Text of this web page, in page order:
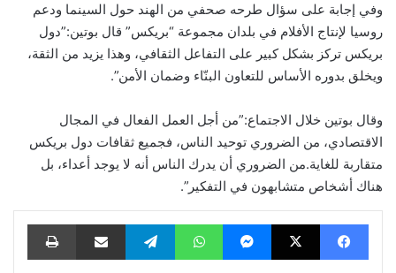
وفي إجابة على سؤال طرحه صحفي من الهند حول السينما ودعم
روسيا لإنتاج الأفلام في بلدان مجموعة “بريكس” قال بوتين:”دول
بريكس تركز بشكل كبير على التفاعل الثقافي، وهذا يزيد من الثقة،
ويخلق بدوره الأساس للتعاون البنّاء وضمان الأمن”.
وقال بوتين خلال الاجتماع:”من أجل العمل الفعال في المجال
الاقتصادي، من الضروري توحيد الناس، فجميع ثقافات دول بريكس
متقاربة للغاية.من الضروري أن يدرك الناس أنه لا يوجد أعداء، بل
هناك أشخاص متشابهون في التفكير”.
فيسبوك ‫X ماسنجر واتساب تيلقرام مشاركة عبر البريد طباعة